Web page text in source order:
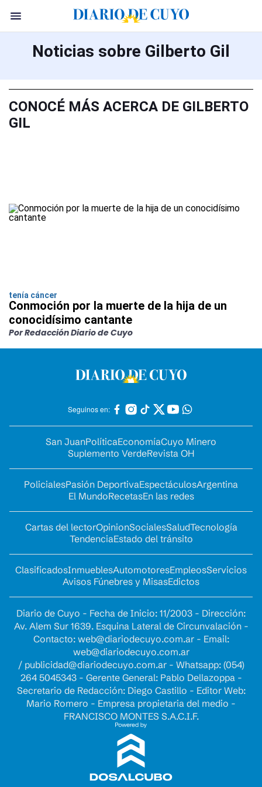
Noticias sobre Gilberto Gil
CONOCÉ MÁS ACERCA DE GILBERTO
GIL
tenía cáncer
Conmoción por la muerte de la hija de un
conocidísimo cantante
Por Redacción Diario de Cuyo
Seguinos en:
San JuanPolíticaEconomíaCuyo Minero
Suplemento VerdeRevista OH
PolicialesPasión DeportivaEspectáculosArgentina
El MundoRecetasEn las redes
Cartas del lectorOpinionSocialesSaludTecnología
TendenciaEstado del tránsito
ClasificadosInmueblesAutomotoresEmpleosServicios
Avisos Fúnebres y MisasEdictos
Diario de Cuyo - Fecha de Inicio: 11/2003 - Dirección:
Av. Alem Sur 1639. Esquina Lateral de Circunvalación -
Contacto: web@diariodecuyo.com.ar- Email:
web@diariodecuyo.com.ar
/ publicidad@diariodecuyo.com.ar- Whatsapp: (054)
264 5045343 - Gerente General: Pablo Dellazoppa -
Secretario de Redacción: Diego Castillo - Editor Web:
Mario Romero - Empresa propietaria del medio -
FRANCISCO MONTES S.A.C.I.F.